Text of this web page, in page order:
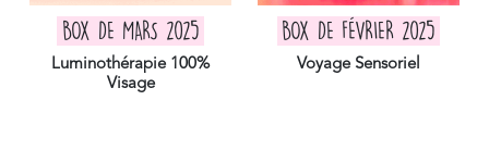
BOX DE MARS 2025
Luminothérapie 100%
Visage
BOX DE FÉVRIER 2025
Voyage Sensoriel